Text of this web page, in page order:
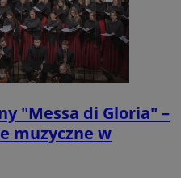
"Messa di Gloria" –
muzyczne w